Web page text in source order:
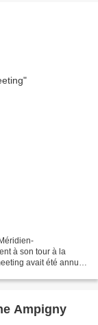
à son tour à la
avait été annulé
Ampigny